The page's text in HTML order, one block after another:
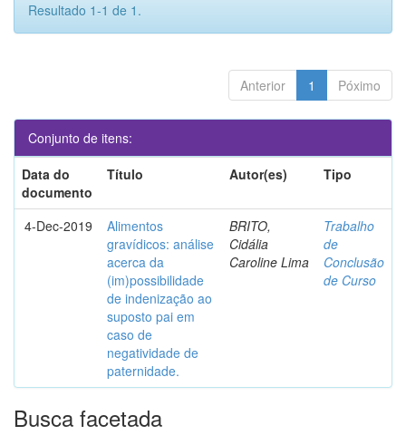
Resultado 1-1 de 1.
Anterior 1 Póximo
Conjunto de itens:
Data do
documento
Título Autor(es) Tipo
4-Dec-2019
Alimentos
gravídicos: análise
acerca da
(im)possibilidade
de indenização ao
suposto pai em
caso de
negatividade de
paternidade.
BRITO,
Cidália
Caroline Lima
Trabalho
de
Conclusão
de Curso
Busca facetada